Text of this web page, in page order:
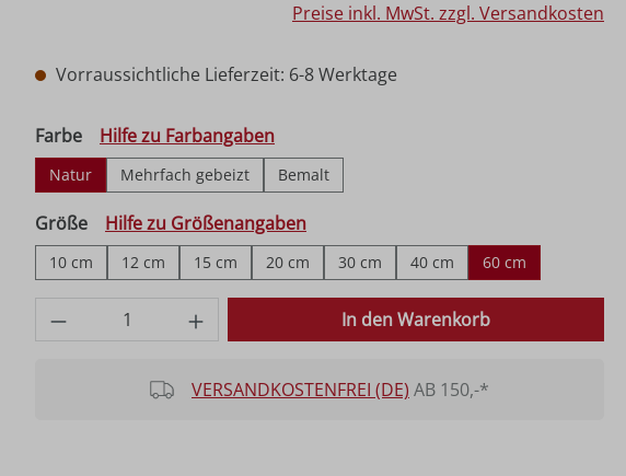
Preise inkl. MwSt. zzgl. Versandkosten
Vorraussichtliche Lieferzeit: 6-8 Werktage
Farbeauswählen
Hilfe zu Farbangaben
Natur Mehrfach gebeizt Bemalt
Größeauswählen
Hilfe zu Größenangaben
10 cm 12 cm 15 cm 20 cm 30 cm 40 cm 60 cm
Produkt Anzahl: Gib den gewünschten Wert
In den Warenkorb
VERSANDKOSTENFREI (DE) AB 150,-*